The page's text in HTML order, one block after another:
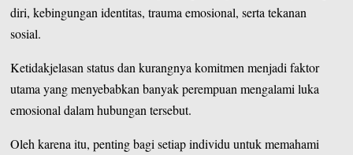
diri, kebingungan identitas, trauma emosional, serta tekanan
sosial.
Ketidakjelasan status dan kurangnya komitmen menjadi faktor
utama yang menyebabkan banyak perempuan mengalami luka
emosional dalam hubungan tersebut.
Oleh karena itu, penting bagi setiap individu untuk memahami